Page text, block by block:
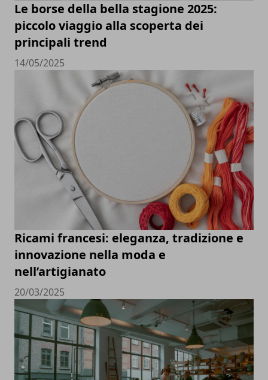
Le borse della bella stagione 2025:
piccolo viaggio alla scoperta dei
principali trend
14/05/2025
Ricami francesi: eleganza, tradizione e
innovazione nella moda e
nell’artigianato
20/03/2025